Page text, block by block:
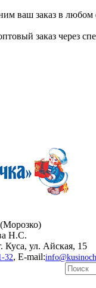
ваш заказ в любом
заказ через
Н.С.
Куса, ул. Айская, 15
32, E-mail: